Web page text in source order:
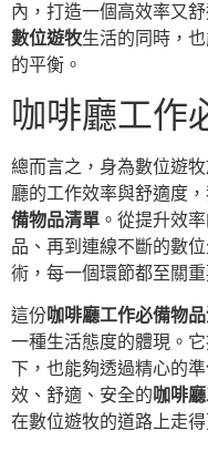
內，打造一個高效率又
數位遊牧生活的同時，
的平衡。
咖啡廳工作
總而言之，身為數位遊
廳的工作效率與舒適度
備物品清單 。從提升效
品、再到連線不斷的數
術，每一個環節都至關重
這份咖啡廳工作必備物
一種生活態度的體現。
下，也能夠透過精心的
效、舒適、安全的咖啡
在數位遊牧的道路上走